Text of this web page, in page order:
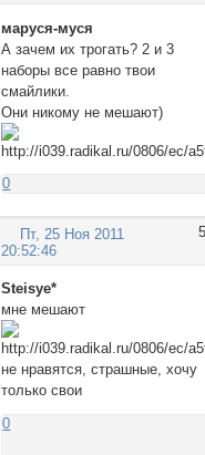
маруся-муся
А зачем их трогать? 2 и 3
наборы все равно твои
смайлики.
Они никому не мешают)
0
5
Пт, 25 Ноя 2011
20:52:46
Steisye*
мне мешают
не нравятся, страшные, хочу
только свои
0